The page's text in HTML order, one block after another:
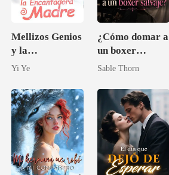
Mellizos Genios
y la
Encantadora
Yi Ye
¿Cómo domar a
un boxer
salvaje?
Sable Thorn